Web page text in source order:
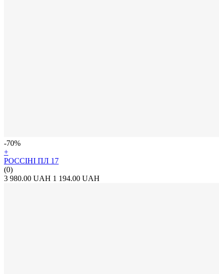
-70%
+
РОССІНІ ПЛ 17
(0)
3 980.00 UAH 1 194.00 UAH